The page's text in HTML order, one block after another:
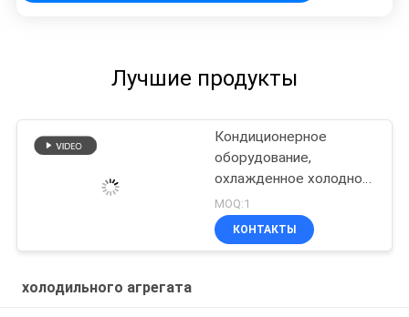
Лучшие продукты
Кондиционерное
оборудование,
охлажденное холодной
водой
MOQ:1
КОНТАКТЫ
холодильного агрегата